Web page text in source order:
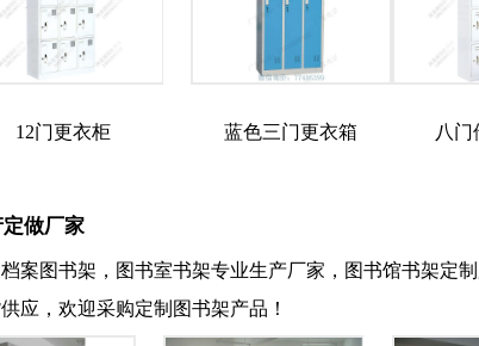
12门更衣柜 蓝色三门更衣箱 八门
做厂家
案图书架，图书室书架专业生产厂家，图书馆书架定
应，欢迎采购定制图书架产品！